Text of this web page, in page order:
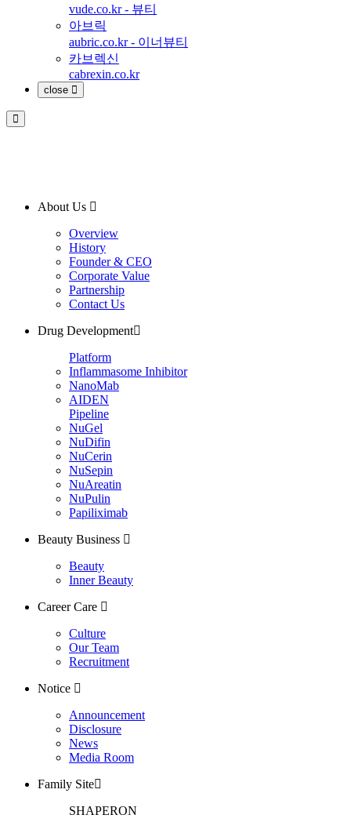
vude.co.kr - 뷰티
아브릭
aubric.co.kr - 이너뷰티
카브렉신
cabrexin.co.kr
close
About Us
Overview
History
Founder & CEO
Corporate Value
Partnership
Contact Us
Drug Development
Platform
Inflammasome Inhibitor
NanoMab
AIDEN
Pipeline
NuGel
NuDifin
NuCerin
NuSepin
NuAreatin
NuPulin
Papiliximab
Beauty Business
Beauty
Inner Beauty
Career Care
Culture
Our Team
Recruitment
Notice
Announcement
Disclosure
News
Media Room
Family Site
SHAPERON